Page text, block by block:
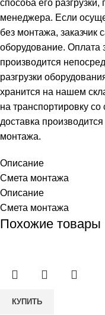
способа его
менеджера. Если
без монтажа, заказчик
оборудование. Оплата
производится
разгрузки
хранится на нашем
на транспортировку
доставка
монтажа.
Описание
Смета монтажа
Описание
Смета монтажа
Похожие товары
Количество
КУПИТЬ